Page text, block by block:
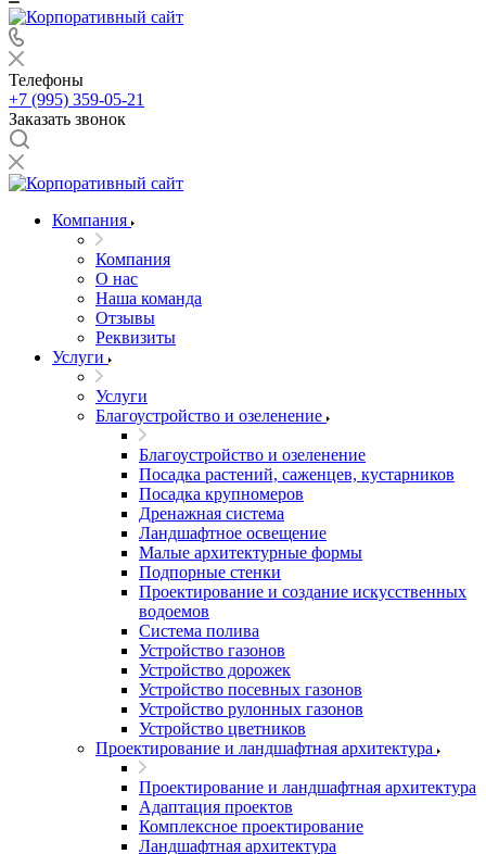
Телефоны
+7 (995) 359-05-21
Заказать звонок
Компания
Компания
О нас
Наша команда
Отзывы
Реквизиты
Услуги
Услуги
Благоустройство и озеленение
Благоустройство и озеленение
Посадка растений, саженцев, кустарников
Посадка крупномеров
Дренажная система
Ландшафтное освещение
Малые архитектурные формы
Подпорные стенки
Проектирование и создание искусственных
водоемов
Система полива
Устройство газонов
Устройство дорожек
Устройство посевных газонов
Устройство рулонных газонов
Устройство цветников
Проектирование и ландшафтная архитектура
Проектирование и ландшафтная архитектура
Адаптация проектов
Комплексное проектирование
Ландшафтная архитектура